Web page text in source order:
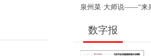
数字报